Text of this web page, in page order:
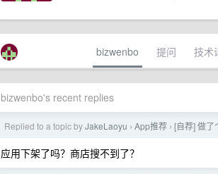
bizwenbo 提问 技术
bizwenbo's recent replies
Replied to a topic byJakeLaoyu › App推荐 › [自荐] 做
应用下架了吗？商店搜不到了？